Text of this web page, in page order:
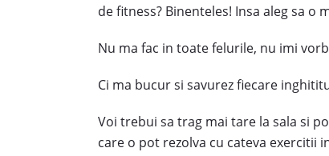
de fitness? Binenteles! Insa aleg sa
Nu ma fac in toate felurile, nu imi
Ci ma bucur si savurez fiecare
Voi trebui sa trag mai tare la sala si
care o pot rezolva cu cateva exercitii